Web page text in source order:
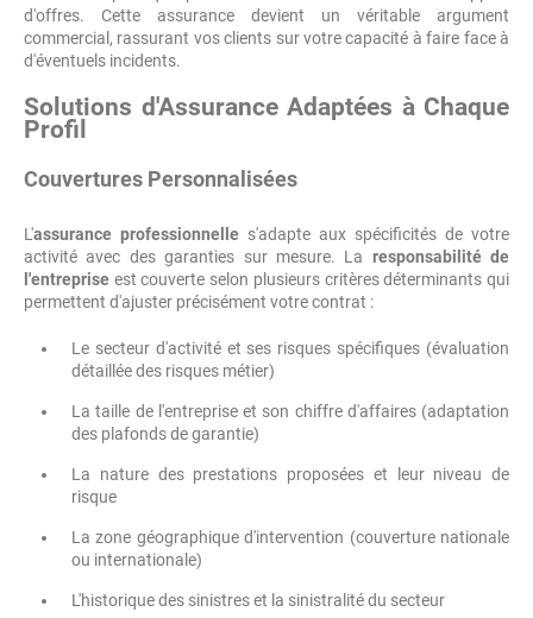
d'offres. Cette assurance devient un véritable argument
commercial, rassurant vos clients sur votre capacité à faire face à
d'éventuels incidents.
Solutions d'Assurance Adaptées à Chaque
Profil
Couvertures Personnalisées
L'assurance professionnelle s'adapte aux spécificités de votre
activité avec des garanties sur mesure. La responsabilité de
l'entreprise est couverte selon plusieurs critères déterminants qui
permettent d'ajuster précisément votre contrat :
Le secteur d'activité et ses risques spécifiques (évaluation
détaillée des risques métier)
La taille de l'entreprise et son chiffre d'affaires (adaptation
des plafonds de garantie)
La nature des prestations proposées et leur niveau de
risque
La zone géographique d'intervention (couverture nationale
ou internationale)
L'historique des sinistres et la sinistralité du secteur